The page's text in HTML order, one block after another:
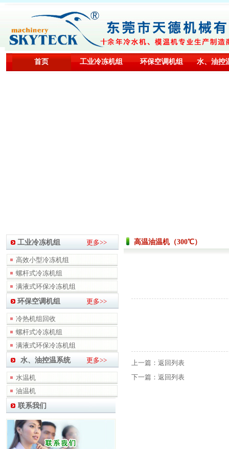
首页 工业冷冻机组 环保空调机组 水、油控
工业冷冻机组 更多>>
高效小型冷冻机组
螺杆式冷冻机组
满液式环保冷冻机组
环保空调机组
更多>>
冷热机组回收
螺杆式冷冻机组
满液式环保冷冻机组
水、油控温系统
更多>>
水温机
油温机
联系我们
高温油温机（300℃）
上一篇： 返回列表
下一篇： 返回列表